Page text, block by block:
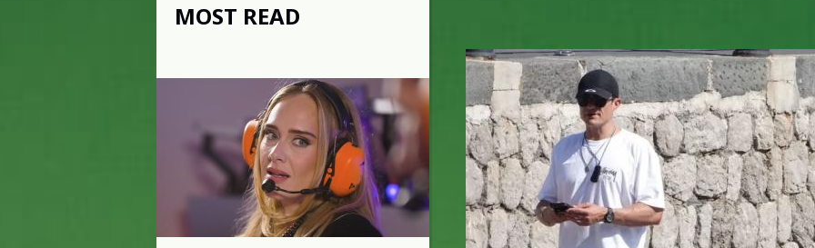
MOST READ